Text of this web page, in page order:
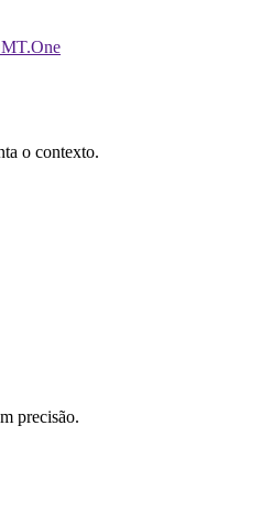
o contexto.
precisão.